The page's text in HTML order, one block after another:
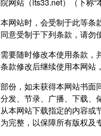
网站时，会受制于此等
意受制于下列条款，请勿
要随时修改本使用条款
款修改后继续使用本网
份，如未获得本网站书
发、节录、广播、下载
本网站下载指定的内容
完整，以保障所有版权及